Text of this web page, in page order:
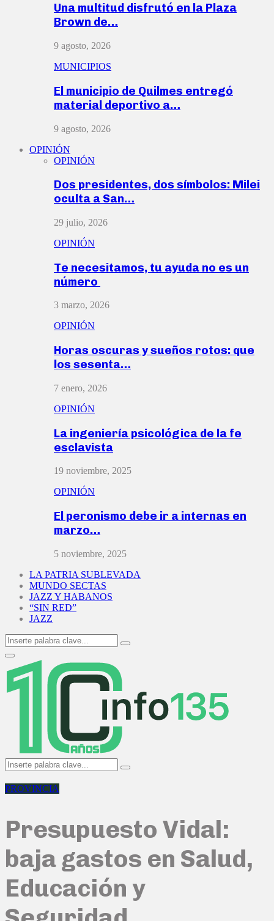
Una multitud disfrutó en la Plaza
Brown de…
9 agosto, 2026
MUNICIPIOS
El municipio de Quilmes entregó
material deportivo a…
9 agosto, 2026
OPINIÓN
OPINIÓN
Dos presidentes, dos símbolos: Milei
oculta a San…
29 julio, 2026
OPINIÓN
Te necesitamos, tu ayuda no es un
número
3 marzo, 2026
OPINIÓN
Horas oscuras y sueños rotos: que
los sesenta…
7 enero, 2026
OPINIÓN
La ingeniería psicológica de la fe
esclavista
19 noviembre, 2025
OPINIÓN
El peronismo debe ir a internas en
marzo…
5 noviembre, 2025
LA PATRIA SUBLEVADA
MUNDO SECTAS
JAZZ Y HABANOS
“SIN RED”
JAZZ
Search
for:
Search
Primary
Menu
Search
for:
Search
PROVINCIA
Presupuesto Vidal:
baja gastos en Salud,
Educación y